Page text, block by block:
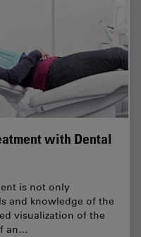
with Dental
is not only
and knowledge of the
visualization of the
an…